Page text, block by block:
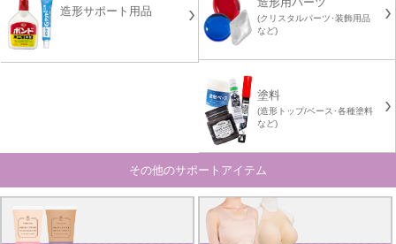
造形サポート用品
(クリスタルパーツ･装飾用品
など)
塗料
(造形トップ/ベース･各種塗料
など)
その他のサポートアイテム